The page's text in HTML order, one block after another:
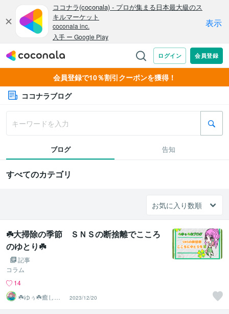
会員登録で10％割引クーポンを獲得！
ココナラブログ
ブログ 告知
すべてのカテゴリ
☘️大掃除の季節 ＳＮＳの断捨離でこころ
のゆとり☘️
記事
コラム
14
‪☘️ゆぅ☘️癒しの
お部屋であなた
と♡
2023/12/20